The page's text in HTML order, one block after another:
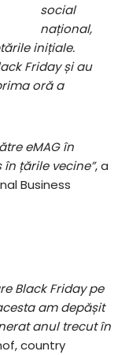
social
național,
inițiale.
Friday și au
oră a
eMAG în
țările vecine”, a
Business
Black Friday pe
am depășit
anul trecut în
country